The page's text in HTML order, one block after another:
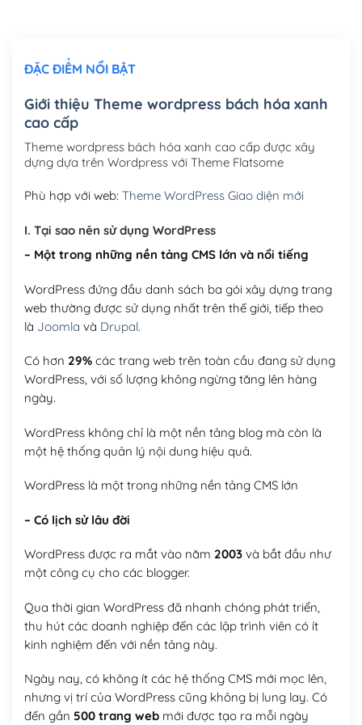
Mua thêm Host + Tên miền
Tên miền quốc tế .com .net .org (1 năm)
(+300,000₫)
Tên miền Việt Nam .vn (1 năm)
Hosting 2GB SSD (1 năm)(+450,000₫)
Hosting 3GB SSD (1 năm)(+550,000₫)
Hosting 5GB SSD (1 năm)
Hosting 8GB SSD (1 năm) (+950,000₫)
ĐẶC ĐIỂM NỔI BẬT
Giới thiệu Theme wordpress bách hóa xanh
cao cấp
Theme wordpress bách hóa xanh cao cấp được xây
dựng dựa trên Wordpress với Theme Flatsome
Phù hợp với web: Theme WordPress Giao diện mới
I. Tại sao nên sử dụng WordPress
– Một trong những nền tảng CMS lớn và nổi tiếng
WordPress đứng đầu danh sách ba gói xây dựng trang
web thường được sử dụng nhất trên thế giới, tiếp theo
là Joomla và Drupal.
Có hơn 29%các trang web trên toàn cầu đang sử dụng
WordPress, với số lượng không ngừng tăng lên hàng
ngày.
WordPress không chỉ là một nền tảng blog mà còn là
một hệ thống quản lý nội dung hiệu quả.
WordPress là một trong những nền tảng CMS lớn
– Có lịch sử lâu đời
WordPress được ra mắt vào năm 2003và bắt đầu như
một công cụ cho các blogger.
Qua thời gian WordPress đã nhanh chóng phát triển,
thu hút các doanh nghiệp đến các lập trình viên có ít
kinh nghiệm đến với nền tảng này.
Ngày nay, có không ít các hệ thống CMS mới mọc lên,
nhưng vị trí của WordPress cũng không bị lung lay. Có
đến gần 500 trang webmới được tạo ra mỗi ngày